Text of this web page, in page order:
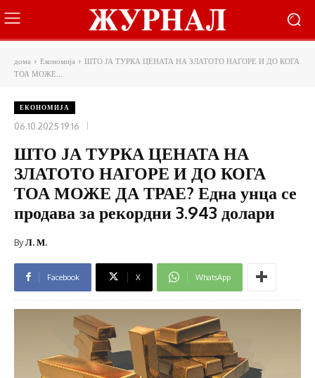
дома Економија
ШТО ЈА ТУРКА ЦЕНАТА НА ЗЛАТОТО НАГОРЕ И ДО КОГА
ТОА МОЖЕ...
ЕКОНОМИЈА
06.10.2025 19:16
ШТО ЈА ТУРКА ЦЕНАТА НА
ЗЛАТОТО НАГОРЕ И ДО КОГА
ТОА МОЖЕ ДА ТРАЕ? Една унца се
продава за рекордни 3.943 долари
ByЛ. М.
Facebook X WhatsApp